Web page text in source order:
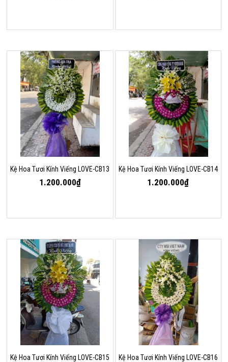
Kệ Hoa Tươi Kính Viếng LOVE-CB13
1.200.000₫
Kệ Hoa Tươi Kính Viếng LOVE-CB14
1.200.000₫
Kệ Hoa Tươi Kính Viếng LOVE-CB15 Kệ Hoa Tươi Kính Viếng LOVE-CB16